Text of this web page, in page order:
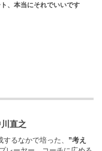
、本当にそれでいいです
直之
るなかで培った、 ”考え